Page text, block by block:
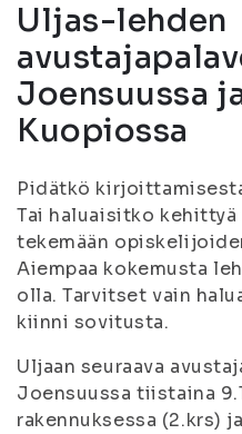
Uljas-lehden
Joensuussa
Kuopiossa
Pidätkö
Tai haluaisitko kehittyä
tekemään
Aiempaa kokemusta
olla. Tarvitset vain
kiinni sovitusta.
Uljaan seuraava
Joensuussa tiistaina
rakennuksessa (2.krs) ja